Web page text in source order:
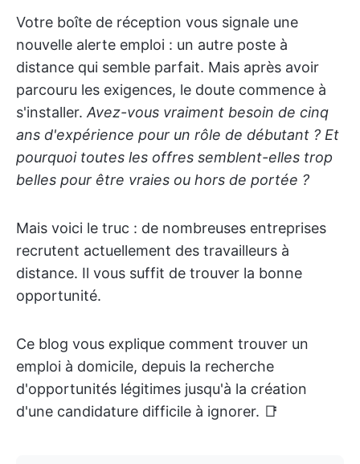
Votre boîte de réception vous signale une
nouvelle alerte emploi : un autre poste à
distance qui semble parfait. Mais après avoir
parcouru les exigences, le doute commence à
s'installer. Avez-vous vraiment besoin de cinq
ans d'expérience pour un rôle de débutant ? Et
pourquoi toutes les offres semblent-elles trop
belles pour être vraies ou hors de portée ?
Mais voici le truc : de nombreuses entreprises
recrutent actuellement des travailleurs à
distance. Il vous suffit de trouver la bonne
opportunité.
Ce blog vous explique comment trouver un
emploi à domicile, depuis la recherche
d'opportunités légitimes jusqu'à la création
d'une candidature difficile à ignorer. 📑